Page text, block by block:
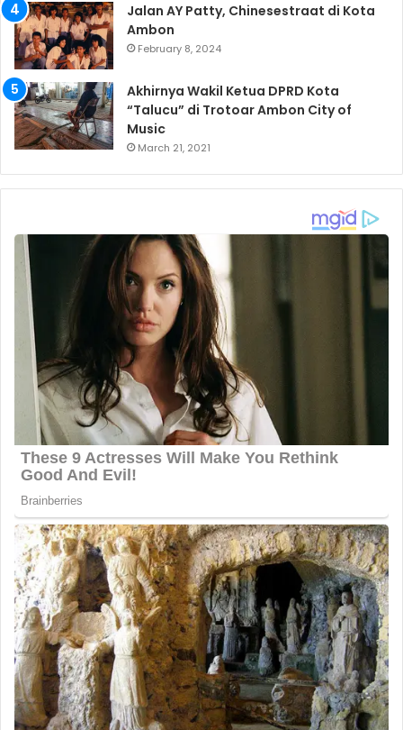
Jalan AY Patty, Chinesestraat di Kota
Ambon
February 8, 2024
Akhirnya Wakil Ketua DPRD Kota
“Talucu” di Trotoar Ambon City of
Music
March 21, 2021